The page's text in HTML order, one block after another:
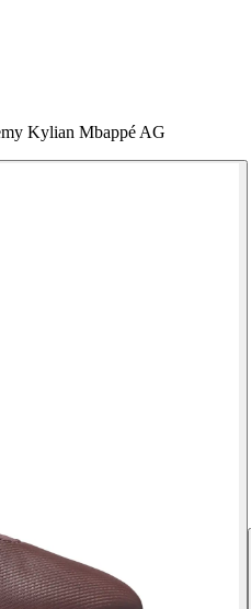
Kylian Mbappé AG